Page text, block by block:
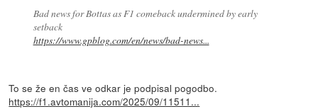
Bad news for Bottas as F1 comeback undermined by early
setback
https://www.gpblog.com/en/news/bad-news...
To se že en čas ve odkar je podpisal pogodbo.
https://f1.avtomanija.com/2025/09/11511...